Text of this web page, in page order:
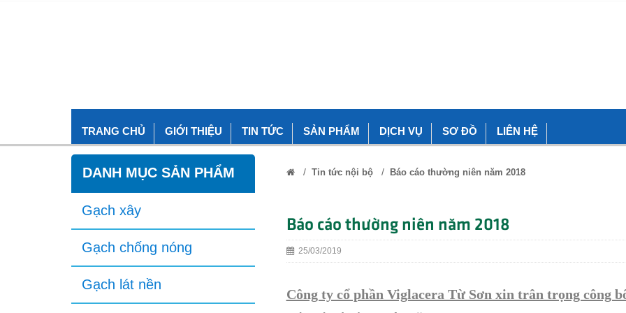
TRANG CHỦ GIỚI THIỆU TIN TỨC SẢN PHẨM DỊCH VỤ SƠ ĐỒ LIÊN HỆ
DANH MỤC SẢN PHẨM
Gạch xây
Gạch chống nóng
Gạch lát nền
/ Tin tức nội bộ/ Báo cáo thường niên năm 2018
Báo cáo thường niên năm 2018
25/03/2019
Công ty cổ phần Viglacera Từ Sơn xin trân trọng công